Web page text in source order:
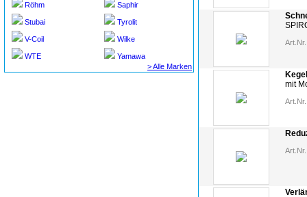
Röhm Saphir
Stubai Tyrolit
V-Coil Wilke
WTE
Yamawa
> Alle Marken
mit